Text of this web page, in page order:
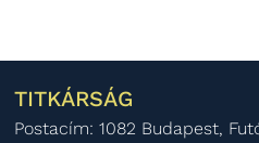
TITKÁRSÁG
Postacím: 1082 Budapest,